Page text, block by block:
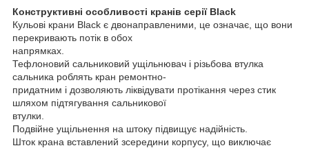
Конструктивні особливості кранів серії Black
Кульові крани Black є двонаправленими, це означає, що вони
перекривають потік в обох
напрямках.
Тефлоновий сальниковий ущільнювач і різьбова втулка
сальника роблять кран ремонтно-
придатним і дозволяють ліквідувати протікання через стик
шляхом підтягування сальникової
втулки.
Подвійне ущільнення на штоку підвищує надійність.
Шток крана вставлений зсередини корпусу, що виключає